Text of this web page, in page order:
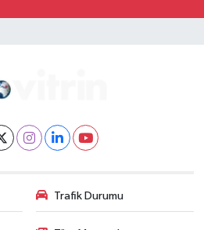
Trafik Durumu